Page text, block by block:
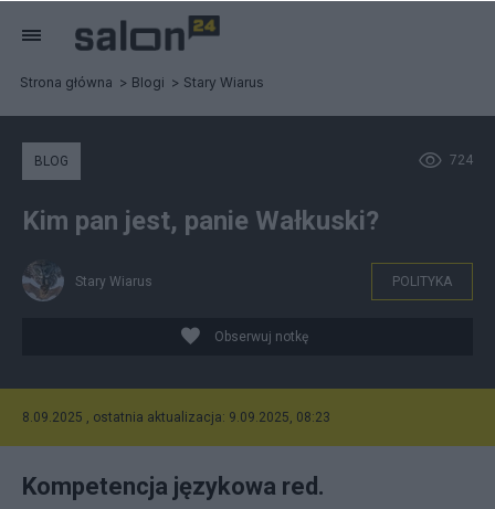
Strona główna Blogi Stary Wiarus
724
BLOG
Kim pan jest, panie Wałkuski?
Stary Wiarus POLITYKA
Obserwuj notkę
8.09.2025 , ostatnia aktualizacja: 9.09.2025, 08:23
Kompetencja językowa red.